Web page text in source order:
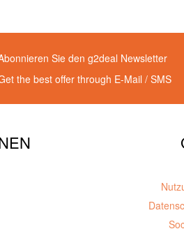
Sie den g2deal Newsletter
the best offer through E-Mail / SMS